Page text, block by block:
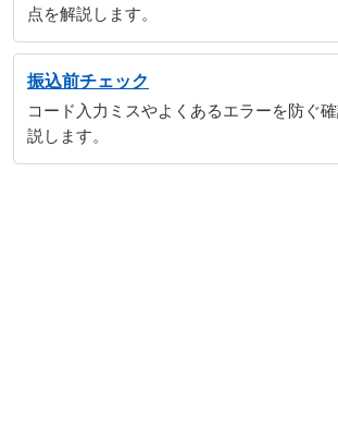
点を解説します。
振込前チェック
コード入力ミスやよくあるエラーを防ぐ
説します。